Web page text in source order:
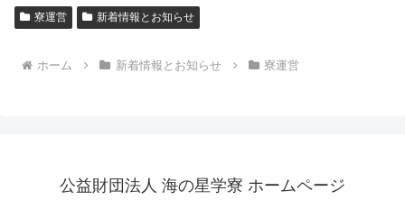
寮運営 新着情報とお知らせ
ホーム 新着情報とお知らせ 寮運営
公益財団法人 海の星学寮 ホームページ